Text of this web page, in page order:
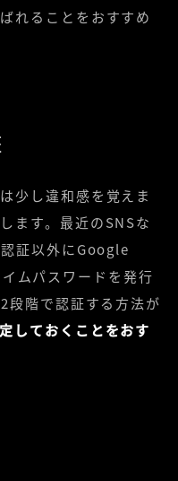
れることをおすすめ
少し違和感を覚えま
ます。最近のSNSな
証以外にGoogle
ムパスワードを発行
段階で認証する方法が
しておくことをおす